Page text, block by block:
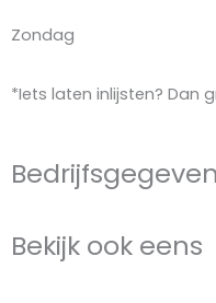
Zondag
*Iets laten inlijsten? Dan
Bekijk ook eens